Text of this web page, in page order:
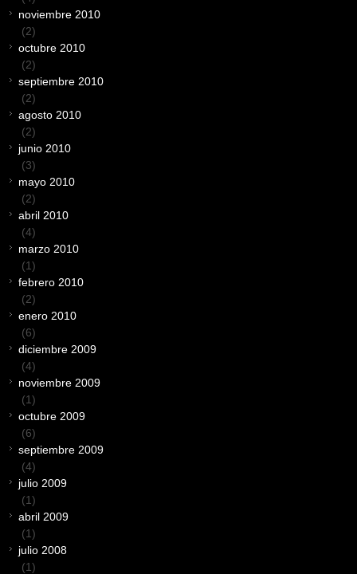
noviembre 2010
(2)
octubre 2010
(2)
septiembre 2010
(2)
agosto 2010
(2)
junio 2010
(3)
mayo 2010
(2)
abril 2010
(4)
marzo 2010
(1)
febrero 2010
(2)
enero 2010
(6)
diciembre 2009
(4)
noviembre 2009
(1)
octubre 2009
(6)
septiembre 2009
(4)
julio 2009
(1)
abril 2009
(1)
julio 2008
(1)